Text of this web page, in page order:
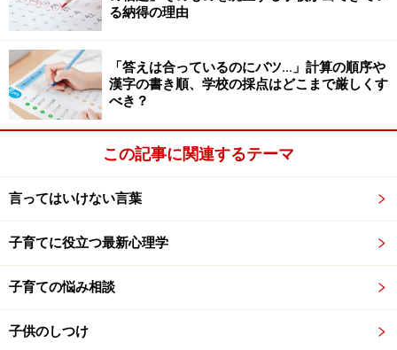
通のこと。大人のからだに成長しているサインだから、
心配しなくていいよ」
そんなふうに小さい頃から教えておくと、外出先で突然
初潮が来ても慌てずに済みます。小学校3～4年生位にな
ったら、ナプキンの使い方を説明し、ナプキンにかわい
いラッピングをして、1つランドセルに入れておくよう
にしましょう。あわせて、「でも、持っていなくても大
丈夫だよ。学校で始まったら、保健室の先生に『生理が
来たみたい』と言ったら、ナプキンを貸してくれるから
ね」と伝えておきましょう。
小学生女子の疑問や関心事をテーマにしている、「女の
子って。」というコミックスがあります。絵もかわいく
る納得の理由
「答えは合っているのにバツ…」計算の順序や
漢字の書き順、学校の採点はどこまで厳しくす
べき？
この記事に関連するテーマ
言ってはいけない言葉
子育てに役立つ最新心理学
子育ての悩み相談
子供のしつけ